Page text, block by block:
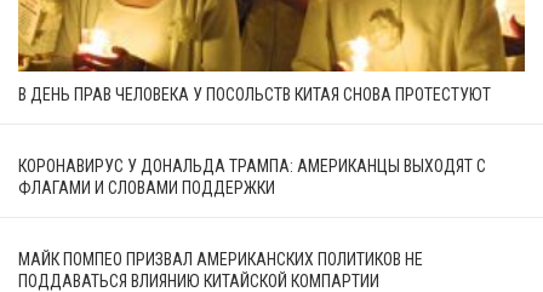
В ДЕНЬ ПРАВ ЧЕЛОВЕКА У ПОСОЛЬСТВ КИТАЯ СНОВА ПРОТЕСТУЮТ
КОРОНАВИРУС У ДОНАЛЬДА ТРАМПА: АМЕРИКАНЦЫ ВЫХОДЯТ С
ФЛАГАМИ И СЛОВАМИ ПОДДЕРЖКИ
МАЙК ПОМПЕО ПРИЗВАЛ АМЕРИКАНСКИХ ПОЛИТИКОВ НЕ
ПОДДАВАТЬСЯ ВЛИЯНИЮ КИТАЙСКОЙ КОМПАРТИИ